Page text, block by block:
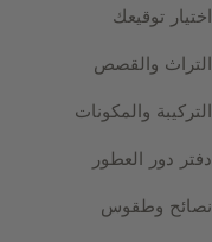
اختيار توقيعك
التراث والقصص
التركيبة والمكونات
دفتر دور العطور
نصائح وطقوس